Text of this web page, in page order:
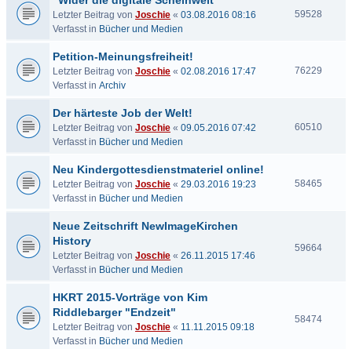
Letzter Beitrag von Joschie « 03.08.2016 08:16
Verfasst in Bücher und Medien
59528
Petition-Meinungsfreiheit!
Letzter Beitrag von Joschie « 02.08.2016 17:47
Verfasst in Archiv
76229
Der härteste Job der Welt!
Letzter Beitrag von Joschie « 09.05.2016 07:42
Verfasst in Bücher und Medien
60510
Neu Kindergottesdienstmateriel online!
Letzter Beitrag von Joschie « 29.03.2016 19:23
Verfasst in Bücher und Medien
58465
Neue Zeitschrift NewImageKirchen
History
Letzter Beitrag von Joschie « 26.11.2015 17:46
Verfasst in Bücher und Medien
59664
HKRT 2015-Vorträge von Kim
Riddlebarger "Endzeit"
Letzter Beitrag von Joschie « 11.11.2015 09:18
Verfasst in Bücher und Medien
58474